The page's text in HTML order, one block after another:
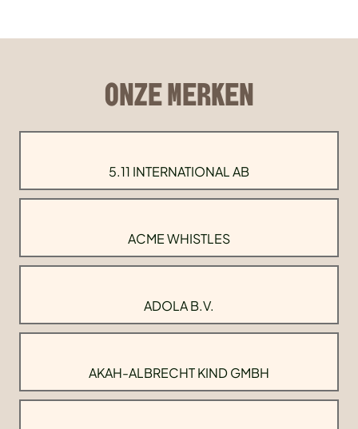
ONZE MERKEN
5.11 INTERNATIONAL AB
ACME WHISTLES
ADOLA B.V.
AKAH-ALBRECHT KIND GMBH